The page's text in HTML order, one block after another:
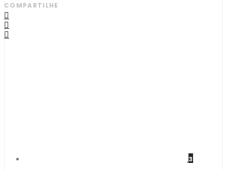
3
COMPARTILHE